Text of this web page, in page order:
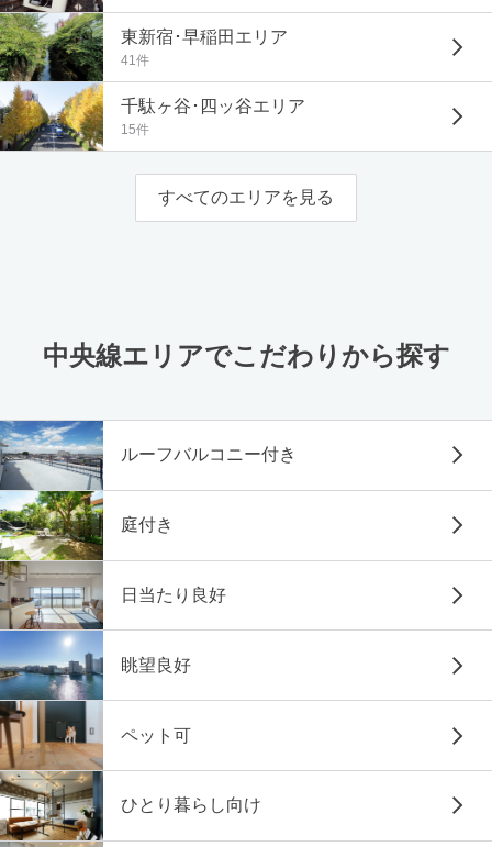
東新宿･早稲田エリア
41件
千駄ヶ谷･四ッ谷エリア
15件
すべてのエリアを見る
中央線エリアでこだわりから探す
ルーフバルコニー付き
庭付き
日当たり良好
眺望良好
ペット可
ひとり暮らし向け